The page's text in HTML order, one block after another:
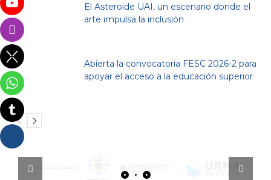
El Asteroide UAI, un escenario donde el
arte impulsa la inclusión
Abierta la convocatoria FESC 2026-2 para
apoyar el acceso a la educación superior